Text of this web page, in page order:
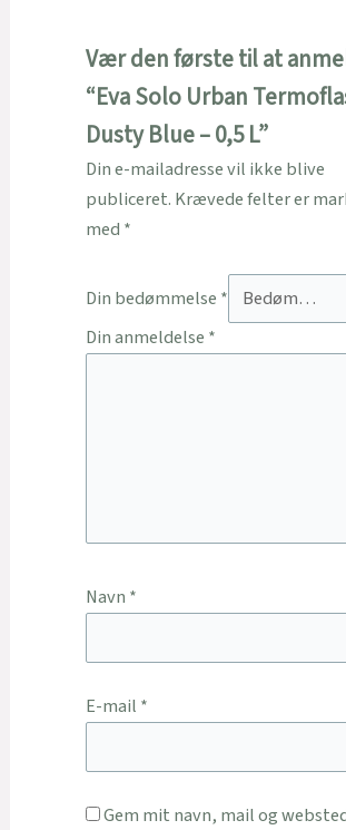
Vær den første til at
“Eva Solo Urban
Dusty Blue – 0,5 L”
Din e-mailadresse vil ikke blive
publiceret. Krævede felter er
med *
Din bedømmelse *
Din anmeldelse *
Navn *
E-mail *
Gem mit navn, mail og